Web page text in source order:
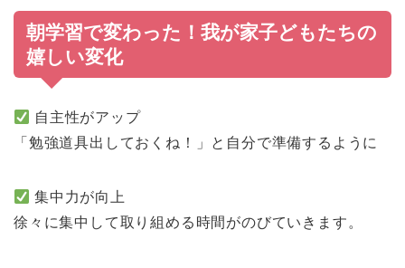
朝学習で変わった！我が家子どもたちの
嬉しい変化
自主性がアップ
「勉強道具出しておくね！」と自分で準備するように
集中力が向上
徐々に集中して取り組める時間がのびていきます。